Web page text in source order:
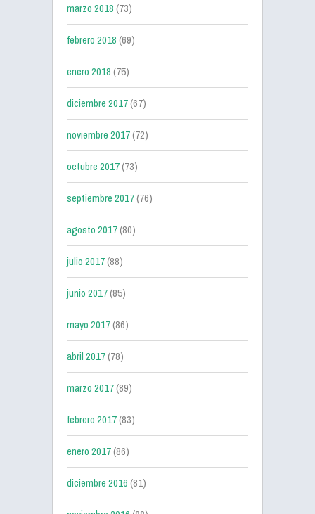
marzo 2018(73)
febrero 2018(69)
enero 2018(75)
diciembre 2017(67)
noviembre 2017(72)
octubre 2017(73)
septiembre 2017(76)
agosto 2017(80)
julio 2017(88)
junio 2017(85)
mayo 2017(86)
abril 2017(78)
marzo 2017(89)
febrero 2017(83)
enero 2017(86)
diciembre 2016(81)